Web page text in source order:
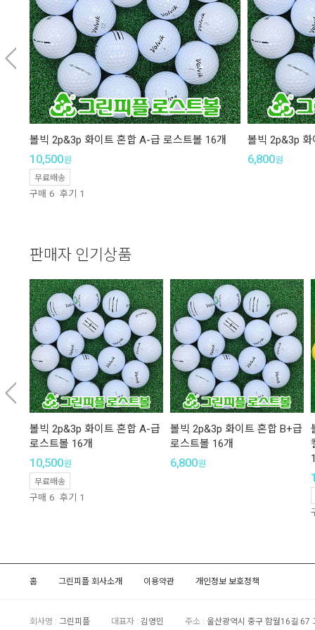
볼빅 2p&3p 화이트 혼합 A-급 로스트볼 16개
10,500원
무료배송
구매 6 후기 1
볼빅 2p&3p
6,800원
판매자 인기상품
볼빅 2p&3p 화이트 혼합 A-급
로스트볼 16개
10,500원
무료배송
구매 6 후기 1
볼빅 2p&3p 화이트 혼합 B+급
로스트볼 16개
6,800원
홈 그린피플 회사소개 이용약관 개인정보 보호정책
회사명 : 그린피플 대표자 : 김영민 주소 : 울산광역시 중구 함월16길 67